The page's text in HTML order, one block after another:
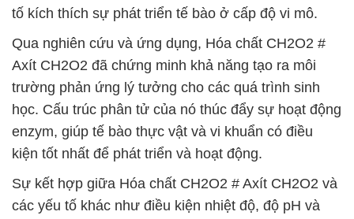
tố kích thích sự phát triển tế bào ở cấp độ vi mô.
Qua nghiên cứu và ứng dụng, Hóa chất CH2O2 #
Axít CH2O2 đã chứng minh khả năng tạo ra môi
trường phản ứng lý tưởng cho các quá trình sinh
học. Cấu trúc phân tử của nó thúc đẩy sự hoạt động
enzym, giúp tế bào thực vật và vi khuẩn có điều
kiện tốt nhất để phát triển và hoạt động.
Sự kết hợp giữa Hóa chất CH2O2 # Axít CH2O2 và
các yếu tố khác như điều kiện nhiệt độ, độ pH và